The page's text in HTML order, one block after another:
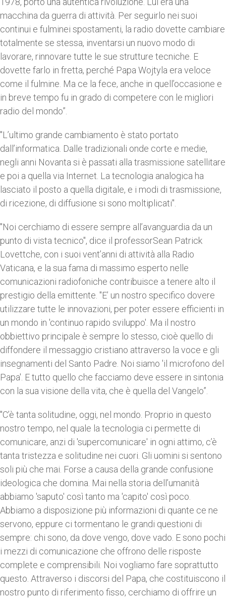
macchina da guerra di attività. Per seguirlo nei suoi
continui e fulminei spostamenti, la radio dovette cambiare
totalmente se stessa, inventarsi un nuovo modo di
lavorare, rinnovare tutte le sue strutture tecniche. E
dovette farlo in fretta, perché Papa Wojtyla era veloce
come il fulmine. Ma ce la fece, anche in quell’occasione e
in breve tempo fu in grado di competere con le migliori
radio del mondo”.
"L’ultimo grande cambiamento è stato portato
dall’informatica. Dalle tradizionali onde corte e medie,
negli anni Novanta si è passati alla trasmissione satellitare
e poi a quella via Internet. La tecnologia analogica ha
lasciato il posto a quella digitale, e i modi di trasmissione,
di ricezione, di diffusione si sono moltiplicati".
"Noi cerchiamo di essere sempre all’avanguardia da un
punto di vista tecnico", dice il professorSean Patrick
Lovettche, con i suoi vent’anni di attività alla Radio
Vaticana, e la sua fama di massimo esperto nelle
comunicazioni radiofoniche contribuisce a tenere alto il
prestigio della emittente. "E’ un nostro specifico dovere
utilizzare tutte le innovazioni, per poter essere efficienti in
un mondo in 'continuo rapido sviluppo'. Ma il nostro
obbiettivo principale è sempre lo stesso, cioè quello di
diffondere il messaggio cristiano attraverso la voce e gli
insegnamenti del Santo Padre. Noi siamo 'il microfono del
Papa'. E tutto quello che facciamo deve essere in sintonia
con la sua visione della vita, che è quella del Vangelo”.
"C’è tanta solitudine, oggi, nel mondo. Proprio in questo
nostro tempo, nel quale la tecnologia ci permette di
comunicare, anzi di 'supercomunicare' in ogni attimo, c’è
tanta tristezza e solitudine nei cuori. Gli uomini si sentono
soli più che mai. Forse a causa della grande confusione
ideologica che domina. Mai nella storia dell’umanità
abbiamo 'saputo' così tanto ma 'capito' così poco.
Abbiamo a disposizione più informazioni di quante ce ne
servono, eppure ci tormentano le grandi questioni di
sempre: chi sono, da dove vengo, dove vado. E sono pochi
i mezzi di comunicazione che offrono delle risposte
complete e comprensibili. Noi vogliamo fare soprattutto
questo. Attraverso i discorsi del Papa, che costituiscono il
nostro punto di riferimento fisso, cerchiamo di offrire un